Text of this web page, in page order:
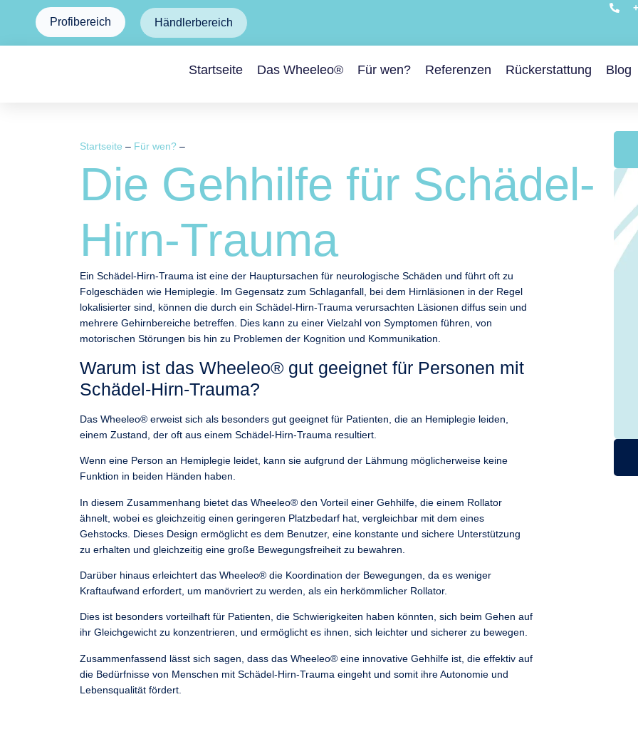
Profibereich Händlerbereich
Startseite Das Wheeleo® Für wen? Referenzen Rückerstattung Blog
Startseite – Für wen? –
Die Gehhilfe für Schädel-
Hirn-Trauma
Ein Schädel-Hirn-Trauma ist eine der Hauptursachen für neurologische Schäden und führt oft zu
Folgeschäden wie Hemiplegie. Im Gegensatz zum Schlaganfall, bei dem Hirnläsionen in der Regel
lokalisierter sind, können die durch ein Schädel-Hirn-Trauma verursachten Läsionen diffus sein und
mehrere Gehirnbereiche betreffen. Dies kann zu einer Vielzahl von Symptomen führen, von
motorischen Störungen bis hin zu Problemen der Kognition und Kommunikation.
Warum ist das Wheeleo® gut geeignet für Personen mit
Schädel-Hirn-Trauma?
Das Wheeleo® erweist sich als besonders gut geeignet für Patienten, die an Hemiplegie leiden,
einem Zustand, der oft aus einem Schädel-Hirn-Trauma resultiert.
Wenn eine Person an Hemiplegie leidet, kann sie aufgrund der Lähmung möglicherweise keine
Funktion in beiden Händen haben.
In diesem Zusammenhang bietet das Wheeleo® den Vorteil einer Gehhilfe, die einem Rollator
ähnelt, wobei es gleichzeitig einen geringeren Platzbedarf hat, vergleichbar mit dem eines
Gehstocks. Dieses Design ermöglicht es dem Benutzer, eine konstante und sichere Unterstützung
zu erhalten und gleichzeitig eine große Bewegungsfreiheit zu bewahren.
Darüber hinaus erleichtert das Wheeleo® die Koordination der Bewegungen, da es weniger
Kraftaufwand erfordert, um manövriert zu werden, als ein herkömmlicher Rollator.
Dies ist besonders vorteilhaft für Patienten, die Schwierigkeiten haben könnten, sich beim Gehen auf
ihr Gleichgewicht zu konzentrieren, und ermöglicht es ihnen, sich leichter und sicherer zu bewegen.
Zusammenfassend lässt sich sagen, dass das Wheeleo® eine innovative Gehhilfe ist, die effektiv auf
die Bedürfnisse von Menschen mit Schädel-Hirn-Trauma eingeht und somit ihre Autonomie und
Lebensqualität fördert.